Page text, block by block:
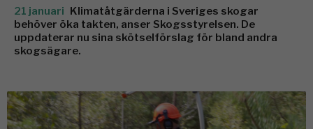
21 januari
Klimatåtgärderna i Sveriges skogar
behöver öka takten, anser Skogsstyrelsen. De
uppdaterar nu sina skötselförslag för bland andra
skogsägare.